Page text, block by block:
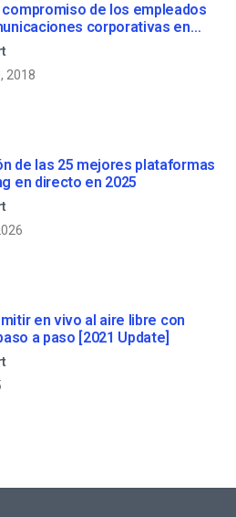
compromiso de los empleados
corporativas en
2018
de las 25 mejores plataformas
en directo en 2025
en vivo al aire libre con
éxito: Guía paso a paso [2021 Update]